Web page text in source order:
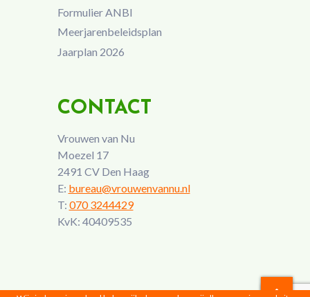
Formulier ANBI
Meerjarenbeleidsplan
Jaarplan 2026
CONTACT
Vrouwen van Nu
Moezel 17
2491 CV Den Haag
E: bureau@vrouwenvannu.nl
T: 070 3244429
KvK: 40409535